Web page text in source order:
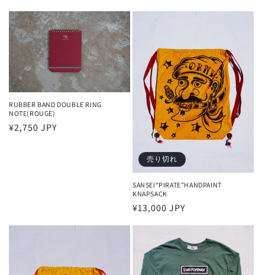
価
格
RUBBER BAND DOUBLE RING
NOTE(ROUGE)
通
¥2,750 JPY
売り切れ
SANSEI“PIRATE”HANDPAINT
KNAPSACK
通
常
¥13,000 JPY